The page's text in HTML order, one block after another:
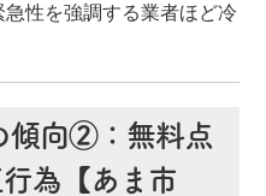
性を強調する業者ほど冷
傾向②：無料点
行為【あま市